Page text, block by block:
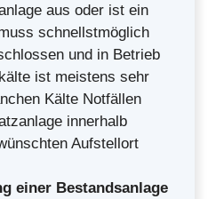
aus oder ist ein
schnellstmöglich
und in Betrieb
ist meistens sehr
Kälte Notfällen
innerhalb
Aufstellort
einer Bestandsanlage